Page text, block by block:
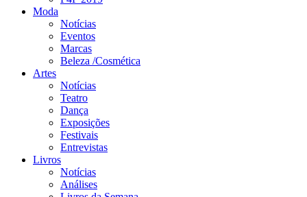
Moda
Notícias
Eventos
Marcas
Beleza /Cosmética
Artes
Notícias
Teatro
Dança
Exposições
Festivais
Entrevistas
Livros
Notícias
Análises